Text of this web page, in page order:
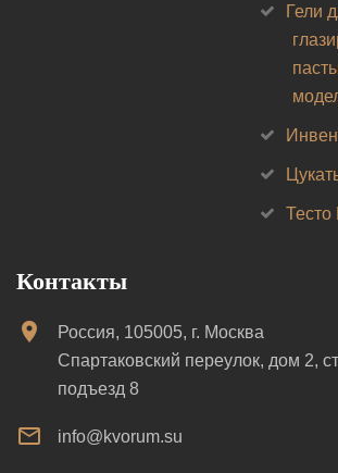
Гели
Контакты
Россия, 105005, г. Москва
Спартаковский переулок, дом 2,
подъезд 8
info@kvorum.su